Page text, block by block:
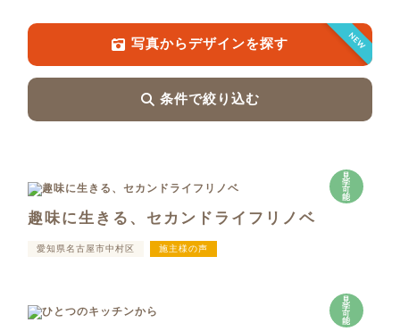
NEW
写真からデザインを探す
条件で絞り込む
見
学
可
能
趣味に生きる、セカンドライフリノベ
愛知県名古屋市中村区 施主様の声
見
学
可
能